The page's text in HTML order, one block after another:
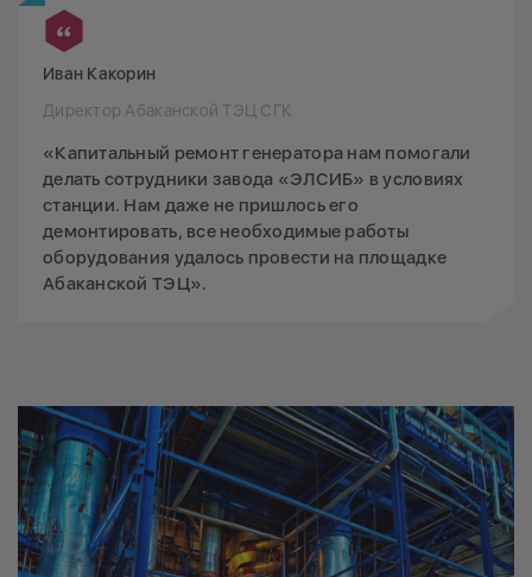
Иван Какорин
Директор Абаканской ТЭЦ СГК
«Капитальный ремонт генератора нам помогали
делать сотрудники завода «ЭЛСИБ» в условиях
станции. Нам даже не пришлось его
демонтировать, все необходимые работы
оборудования удалось провести на площадке
Абаканской ТЭЦ».